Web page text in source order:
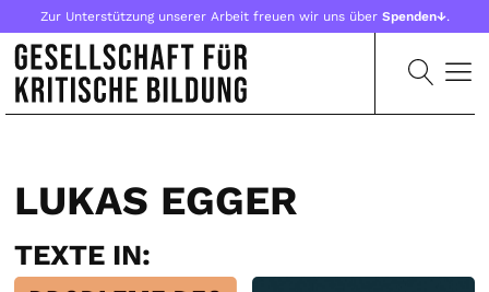
Zur Unterstützung unserer Arbeit freuen wir uns über Spenden↓.
LUKAS EGGER
TEXTE IN: